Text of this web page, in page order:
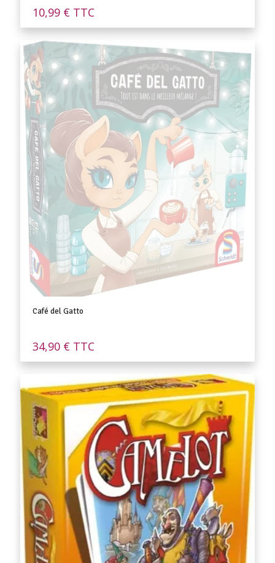
10,99 € TTC
Café del Gatto
34,90 € TTC